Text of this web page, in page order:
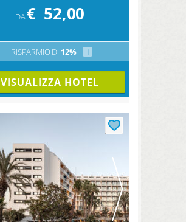
DA€ 52,00
RISPARMIO DI 12% i
VISUALIZZA HOTEL